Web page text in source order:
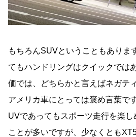
もちろんSUVということもありま
てもハンドリングはクイックでは
価では、どちらかと言えばネガテ
アメリカ車にとっては褒め言葉で
UVであってもスポーツ走行を楽
ことが多いですが、少なくとも